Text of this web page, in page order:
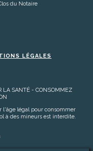
du Notaire
LÉGALES
LA SANTÉ - CONSOMMEZ
l'âge légal pour consommer
à des mineurs est interdite.